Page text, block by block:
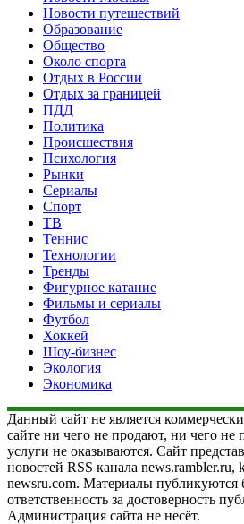
Новости путешествий
Образование
Общество
Около спорта
Отдых в России
Отдых за границей
ПДД
Политика
Происшествия
Психология
Рынки
Сериалы
Спорт
ТВ
Теннис
Технологии
Тренды
Фигурное катание
Фильмы и сериалы
Футбол
Хоккей
Шоу-бизнес
Экология
Экономика
Данный сайт не является
сайте ни чего не продают, ни чего не
услуги не оказываются. Сайт
новостей RSS канала news.rambler.ru,
newsru.com. Материалы публикуются
ответственность за достоверность
Администрация сайта не несёт.